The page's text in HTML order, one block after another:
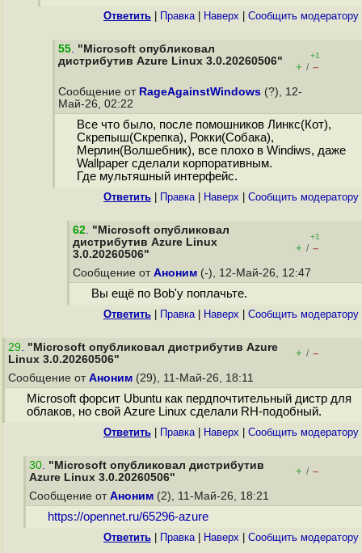
Ответить Правка| Наверх Cообщить модератору
55. "Microsoft опубликовал
дистрибутив Azure Linux 3.0.20260506"
+1
+ / –
Сообщение от RageAgainstWindows (?), 12-
Май-26, 02:22
Все что было, после помошников Линкс(Кот),
Скрепыш(Скрепка), Рокки(Собака),
Мерлин(Волшебник), все плохо в Windiws, даже
Wallpaper сделали корпоративным.
Где мультяшный интерфейс.
Ответить Правка| Наверх Cообщить модератору
62. "Microsoft опубликовал
дистрибутив Azure Linux
3.0.20260506"
+1
+ / –
Сообщение от Аноним (-), 12-Май-26, 12:47
Вы ещё по Bob'у поплачьте.
Ответить Правка| Наверх Cообщить модератору
29. "Microsoft опубликовал дистрибутив Azure
Linux 3.0.20260506"
+ / –
Сообщение от Аноним (29), 11-Май-26, 18:11
Microsoft форсит Ubuntu как пердпочтительный дистр для
облаков, но свой Azure Linux сделали RH-подобный.
Ответить Правка| Наверх Cообщить модератору
30. "Microsoft опубликовал дистрибутив
Azure Linux 3.0.20260506"
+ / –
Сообщение от Аноним (2), 11-Май-26, 18:21
https://opennet.ru/65296-azure
Ответить Правка| Наверх Cообщить модератору